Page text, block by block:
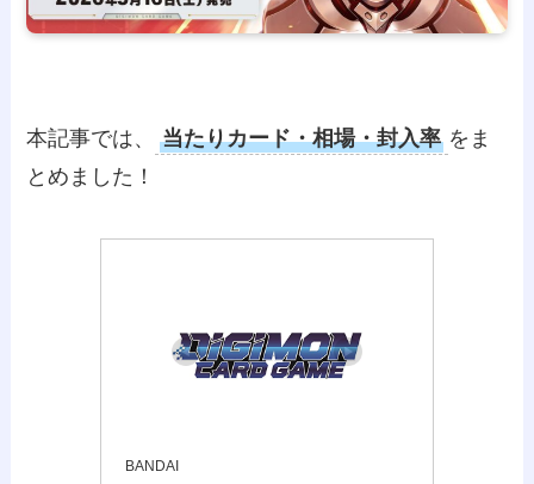
本記事では、 当たりカード・相場・封入率 をま
とめました！
BANDAI